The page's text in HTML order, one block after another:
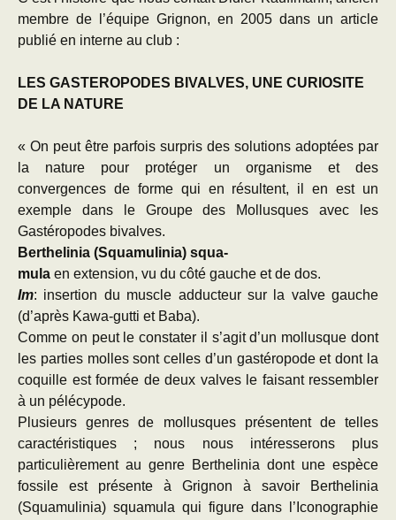
membre de l’équipe Grignon, en 2005 dans un article
publié en interne au club :
LES GASTEROPODES BIVALVES, UNE CURIOSITE
DE LA NATURE
« On peut être parfois surpris des solutions adoptées par
la nature pour protéger un organisme et des
convergences de forme qui en résultent, il en est un
exemple dans le Groupe des Mollusques avec les
Gastéropodes bivalves.
Berthelinia (Squamulinia) squa-
mula en extension, vu du côté gauche et de dos.
Im: insertion du muscle adducteur sur la valve gauche
(d’après Kawa-gutti et Baba).
Comme on peut le constater il s’agit d’un mollusque dont
les parties molles sont celles d’un gastéropode et dont la
coquille est formée de deux valves le faisant ressembler
à un pélécypode.
Plusieurs genres de mollusques présentent de telles
caractéristiques ; nous nous intéresserons plus
particulièrement au genre Berthelinia dont une espèce
fossile est présente à Grignon à savoir Berthelinia
(Squamulinia) squamula qui figure dans l’Iconographie